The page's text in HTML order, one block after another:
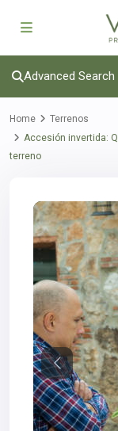
Advanced Search
Home
Terrenos
Accesión invertida:
terreno
Previous